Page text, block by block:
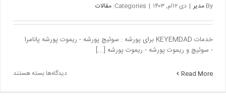
By مدیر | دی ۱۲ام, ۱۴۰۳ |
Categories: مقالات
خدمات KEYEMDAD برای پورشه : سوئیچ پورشه - ریموت پورشه پانامرا
- سوئیچ و ریموت پورشه - ریموت پورشه [...]
Read More دیدگاه‌ها برای
بسته هستند